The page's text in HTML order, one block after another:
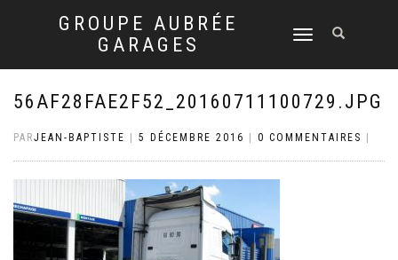
GROUPE AUBRÉE
GARAGES
DÉPLIER
NAVIGATION
56AF28FAE2F52_20160711100729.JPG
PARJEAN-BAPTISTE 5 DÉCEMBRE 2016 0 COMMENTAIRES